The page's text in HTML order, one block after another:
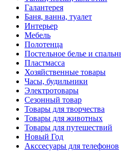
Галантерея
Баня, ванна, туалет
Интерьер
Мебель
Полотенца
Постельное белье и
Пластмасса
Хозяйственные товары
Часы, будильники
Электротовары
Сезонный товар
Товары для творчества
Товары для животных
Товары для путешествий
Новый Год
Акссесуары для телефонов